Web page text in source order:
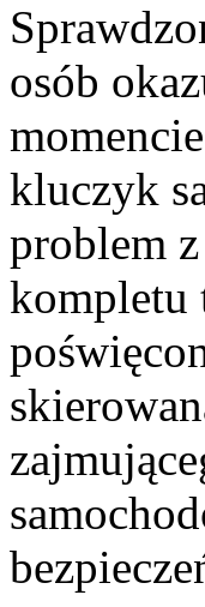
osób
kluczyk
problem
kompletu